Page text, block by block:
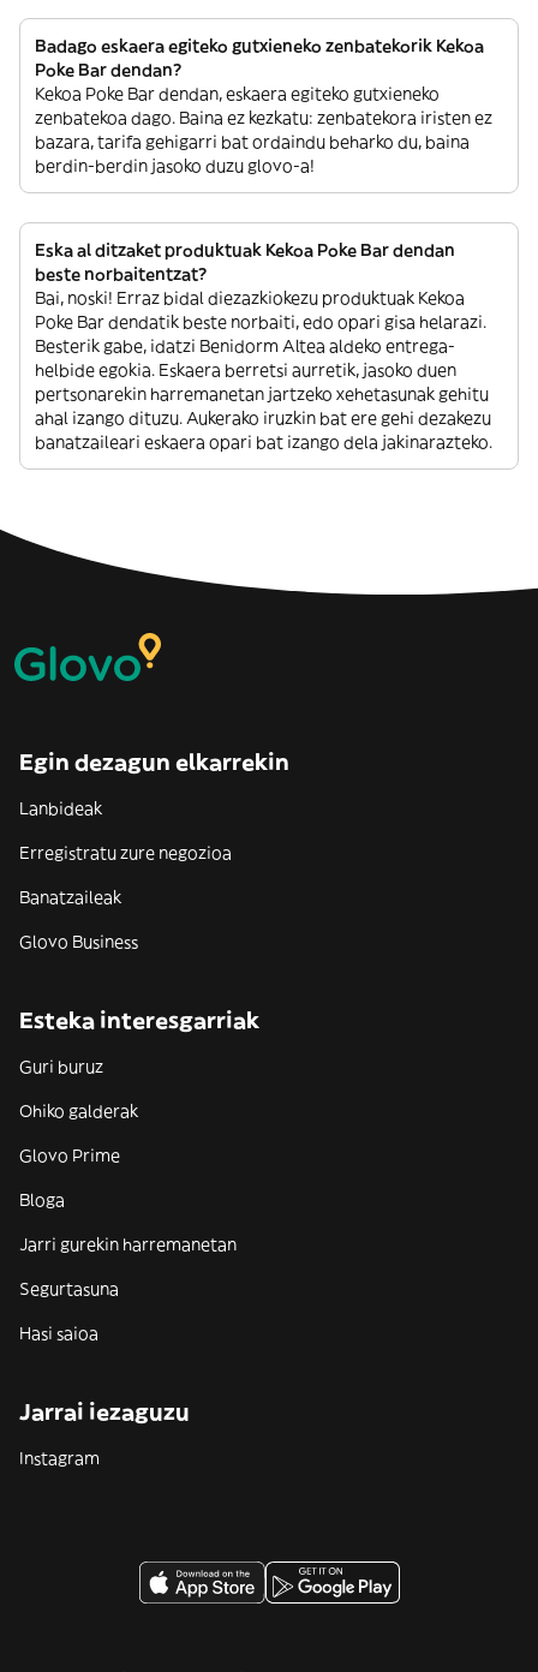
Badago eskaera egiteko gutxieneko zenbatekorik Kekoa
Poke Bar dendan?
Kekoa Poke Bar dendan, eskaera egiteko gutxieneko
zenbatekoa dago. Baina ez kezkatu: zenbatekora iristen ez
bazara, tarifa gehigarri bat ordaindu beharko du, baina
berdin-berdin jasoko duzu glovo-a!
Eska al ditzaket produktuak Kekoa Poke Bar dendan
beste norbaitentzat?
Bai, noski! Erraz bidal diezazkiokezu produktuak Kekoa
Poke Bar dendatik beste norbaiti, edo opari gisa helarazi.
Besterik gabe, idatzi Benidorm Altea aldeko entrega-
helbide egokia. Eskaera berretsi aurretik, jasoko duen
pertsonarekin harremanetan jartzeko xehetasunak gehitu
ahal izango dituzu. Aukerako iruzkin bat ere gehi dezakezu
banatzaileari eskaera opari bat izango dela jakinarazteko.
Egin dezagun elkarrekin
Lanbideak
Erregistratu zure negozioa
Banatzaileak
Glovo Business
Esteka interesgarriak
Guri buruz
Ohiko galderak
Glovo Prime
Bloga
Jarri gurekin harremanetan
Segurtasuna
Hasi saioa
Jarrai iezaguzu
Instagram